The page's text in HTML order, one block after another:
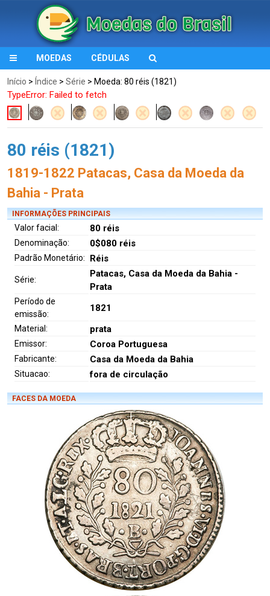
MOEDAS CÉDULAS
Início > Índice > Série > Moeda: 80 réis (1821)
TypeError: Failed to fetch
80 réis (1821)
1819-1822 Patacas, Casa da Moeda da
Bahia - Prata
INFORMAÇÕES PRINCIPAIS
Valor facial: 80 réis
Denominação: 0$080 réis
Padrão Monetário: Réis
Série:
Patacas, Casa da Moeda da Bahia -
Prata
Período de
emissão:
1821
Material: prata
Emissor: Coroa Portuguesa
Fabricante: Casa da Moeda da Bahia
Situacao: fora de circulação
FACES DA MOEDA